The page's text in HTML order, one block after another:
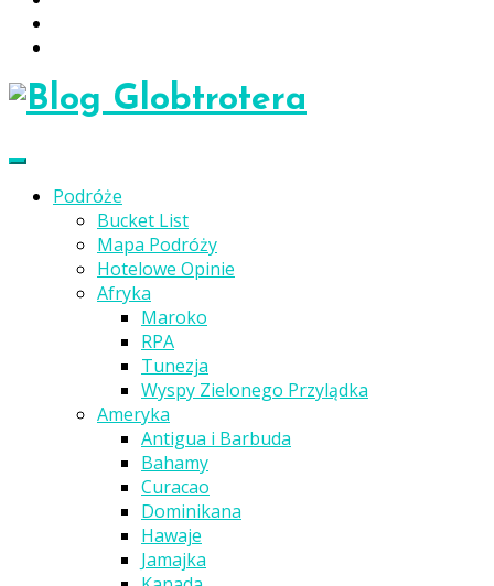
Podróże
Bucket List
Mapa Podróży
Hotelowe Opinie
Afryka
Maroko
RPA
Tunezja
Wyspy Zielonego Przylądka
Ameryka
Antigua i Barbuda
Bahamy
Curacao
Dominikana
Hawaje
Jamajka